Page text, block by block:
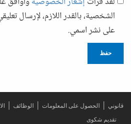
الشخصية، بالقدر اللازم، لإرسال
على نشر اسمي.
حفظ
قانوني الحصول على المعلومات الوظائف
تقديم شكوى